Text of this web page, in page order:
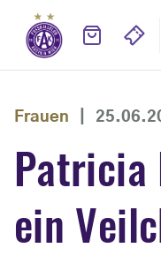
Frauen
Patricia
ein